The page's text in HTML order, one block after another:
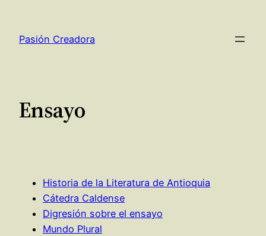
contenido
Pasión Creadora
Ensayo
Historia de la Literatura de Antioquia
Cátedra Caldense
Digresión sobre el ensayo
Mundo Plural